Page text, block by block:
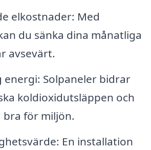
elkostnader: Med
du sänka dina månatliga
avsevärt.
energi: Solpaneler bidrar
koldioxidutsläppen och
bra för miljön.
En installation